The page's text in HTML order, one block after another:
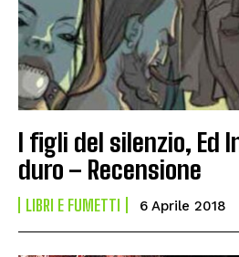
I figli del silenzio, Ed
duro – Recensione
LIBRI E FUMETTI 6 Aprile 2018